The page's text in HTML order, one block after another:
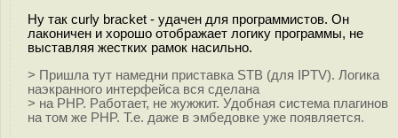
Ну так curly bracket - удачен для программистов. Он
лаконичен и хорошо отображает логику программы, не
выставляя жестких рамок насильно.
> Пришла тут намедни приставка STB (для IPTV). Логика
наэкранного интерфейса вся сделана
> на PHP. Работает, не жужжит. Удобная система плагинов
на том же PHP. Т.е. даже в эмбедовке уже появляется.